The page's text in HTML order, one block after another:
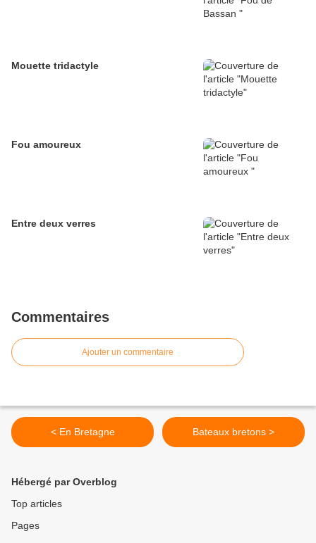
Mouette tridactyle
Fou amoureux
Entre deux verres
Commentaires
Ajouter un commentaire
< En Bretagne Bateaux bretons >
Hébergé par Overblog
Top articles
Pages